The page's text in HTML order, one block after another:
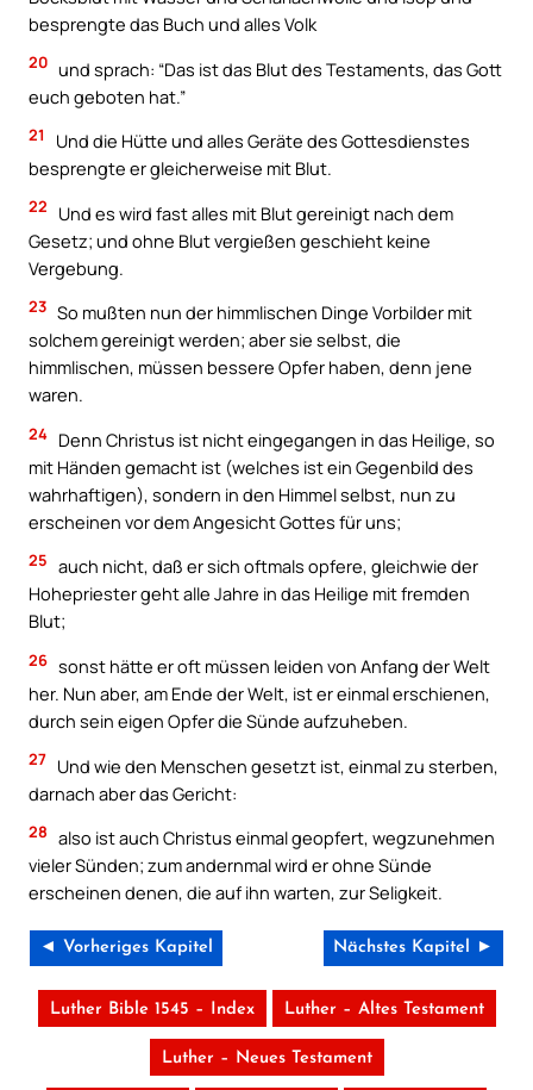
besprengte das Buch und alles Volk
20 und sprach: “Das ist das Blut des Testaments, das Gott
euch geboten hat.”
21
Und die Hütte und alles Geräte des Gottesdienstes
besprengte er gleicherweise mit Blut.
22
Und es wird fast alles mit Blut gereinigt nach dem
Gesetz; und ohne Blut vergießen geschieht keine
Vergebung.
23 So mußten nun der himmlischen Dinge Vorbilder mit
solchem gereinigt werden; aber sie selbst, die
himmlischen, müssen bessere Opfer haben, denn jene
waren.
24 Denn Christus ist nicht eingegangen in das Heilige, so
mit Händen gemacht ist (welches ist ein Gegenbild des
wahrhaftigen), sondern in den Himmel selbst, nun zu
erscheinen vor dem Angesicht Gottes für uns;
25 auch nicht, daß er sich oftmals opfere, gleichwie der
Hohepriester geht alle Jahre in das Heilige mit fremden
Blut;
26 sonst hätte er oft müssen leiden von Anfang der Welt
her. Nun aber, am Ende der Welt, ist er einmal erschienen,
durch sein eigen Opfer die Sünde aufzuheben.
27 Und wie den Menschen gesetzt ist, einmal zu sterben,
darnach aber das Gericht:
28 also ist auch Christus einmal geopfert, wegzunehmen
vieler Sünden; zum andernmal wird er ohne Sünde
erscheinen denen, die auf ihn warten, zur Seligkeit.
◄ Vorheriges Kapitel Nächstes Kapitel ►
Luther Bible 1545 – Index Luther – Altes Testament
Luther – Neues Testament